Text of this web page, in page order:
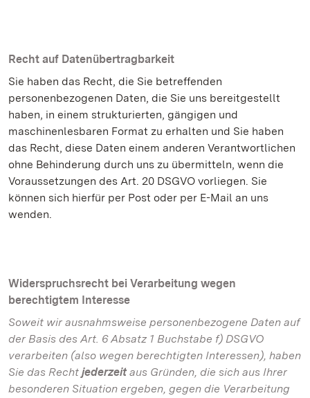
Recht auf Datenübertragbarkeit
Sie haben das Recht, die Sie betreffenden
personenbezogenen Daten, die Sie uns bereitgestellt
haben, in einem strukturierten, gängigen und
maschinenlesbaren Format zu erhalten und Sie haben
das Recht, diese Daten einem anderen Verantwortlichen
ohne Behinderung durch uns zu übermitteln, wenn die
Voraussetzungen des Art. 20 DSGVO vorliegen. Sie
können sich hierfür per Post oder per E-Mail an uns
wenden.
Widerspruchsrecht bei Verarbeitung wegen
berechtigtem Interesse
Soweit wir ausnahmsweise personenbezogene Daten auf
der Basis des Art. 6 Absatz 1 Buchstabe f) DSGVO
verarbeiten (also wegen berechtigten Interessen), haben
Sie das Recht jederzeitaus Gründen, die sich aus Ihrer
besonderen Situation ergeben, gegen die Verarbeitung